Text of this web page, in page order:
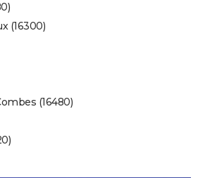
(16300)
(16480)